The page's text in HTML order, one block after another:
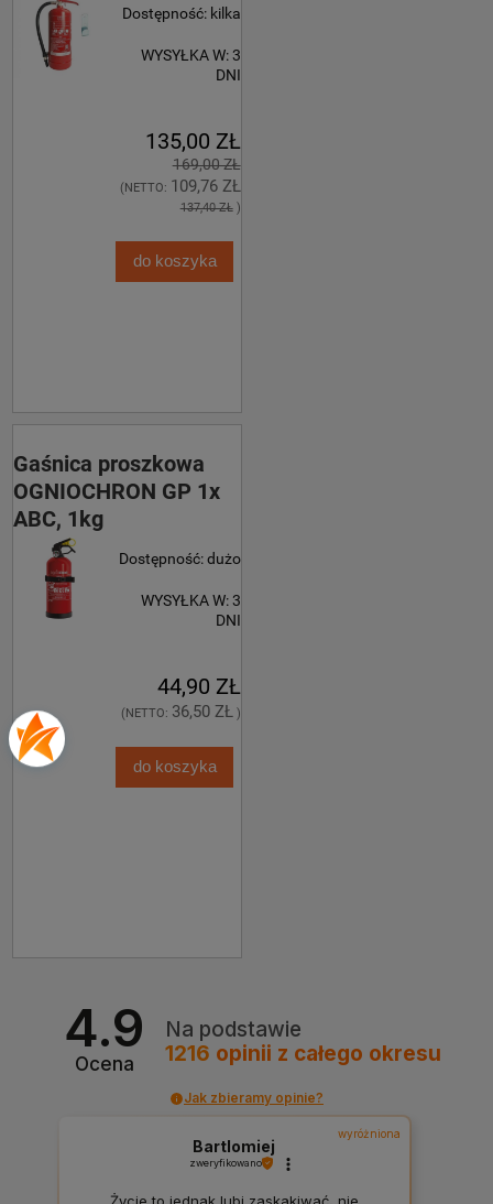
Dostępność: kilka
WYSYŁKA W: 3
DNI
135,00 ZŁ
169,00 ZŁ
(NETTO: 109,76 ZŁ
137,40 ZŁ)
do koszyka
Gaśnica proszkowa
OGNIOCHRON GP 1x
ABC, 1kg
Dostępność: dużo
WYSYŁKA W: 3
DNI
44,90 ZŁ
(NETTO: 36,50 ZŁ )
do koszyka
4.9
Ocena
Na podstawie
1216 opinii z całego okresu
Jak zbieramy opinie?
wyróżniona
Bartlomiej
zweryfikowano